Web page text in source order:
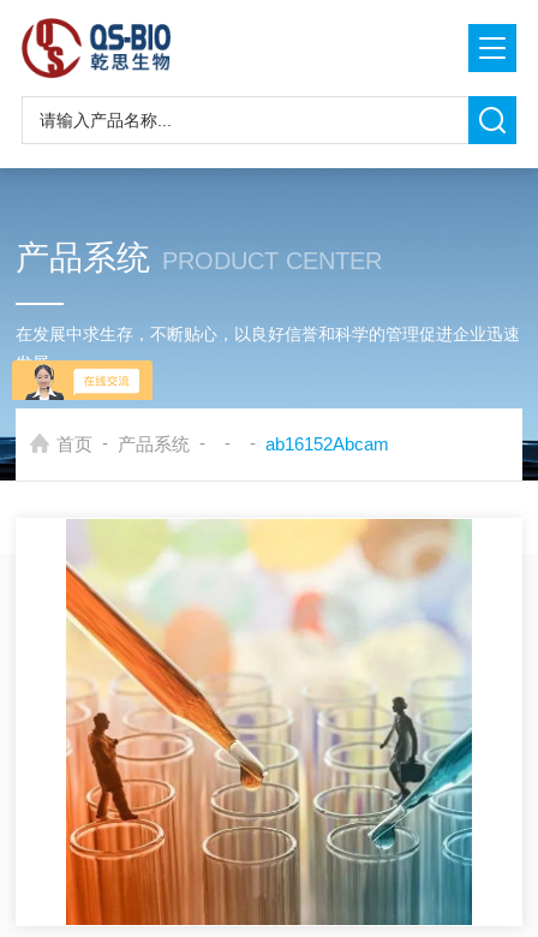
产品系统 PRODUCT CENTER
在发展中求生存，不断贴心，以良好信誉和科学的管理促进企业迅速
发展
首页 - 产品系统 - - - ab16152Abcam